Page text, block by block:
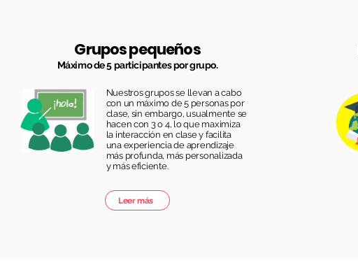
Grupos pequeños
Máximo de 5 participantes por grupo.
Nuestros grupos se llevan a cabo
con un máximo de 5 personas por
clase, sin embargo, usualmente se
hacen con 3 o 4, lo que maximiza
la interacción en clase y facilita
una experiencia de aprendizaje
más profunda, más personalizada
y más eficiente.
Leer más